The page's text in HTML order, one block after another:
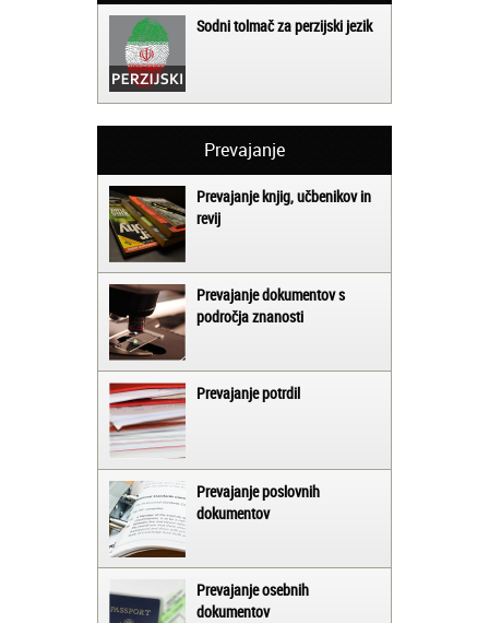
Sodni tolmač za perzijski jezik
Prevajanje
Prevajanje knjig, učbenikov in
revij
Prevajanje dokumentov s
področja znanosti
Prevajanje potrdil
Prevajanje poslovnih
dokumentov
Prevajanje osebnih
dokumentov